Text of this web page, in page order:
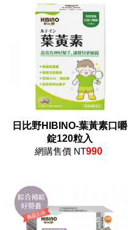
日比野HIBINO-葉黃素口嚼
錠120粒入
網購售價 NT990